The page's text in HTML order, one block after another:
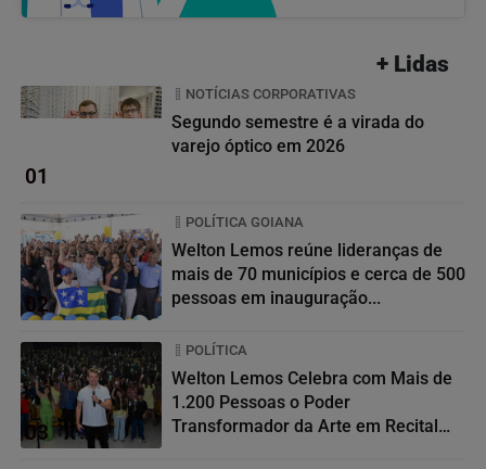
+ Lidas
01
NOTÍCIAS CORPORATIVAS
Segundo semestre é a virada do
varejo óptico em 2026
02
POLÍTICA GOIANA
Welton Lemos reúne lideranças de
mais de 70 municípios e cerca de 500
pessoas em inauguração...
03
POLÍTICA
Welton Lemos Celebra com Mais de
1.200 Pessoas o Poder
Transformador da Arte em Recital